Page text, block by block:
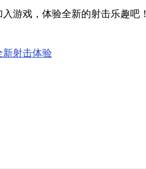
游戏，体验全新的射击乐趣吧！
新射击体验